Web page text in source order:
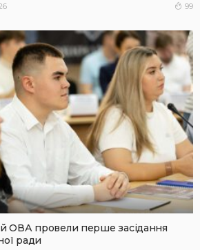
99
ОВА провели перше засідання
ради